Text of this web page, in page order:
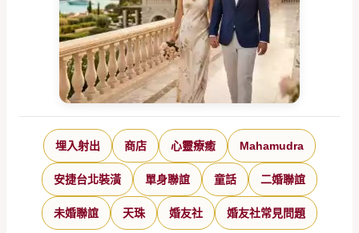
埋入射出 商店 心靈療癒 Mahamudra
安捷台北裝潢 單身聯誼 童話 二婚聯誼
未婚聯誼 天珠 婚友社 婚友社常見問題